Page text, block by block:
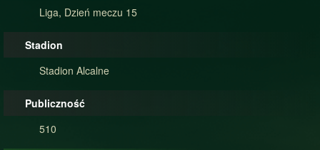
Liga, Dzień meczu 15
Stadion
Stadion Alcalne
Publiczność
510